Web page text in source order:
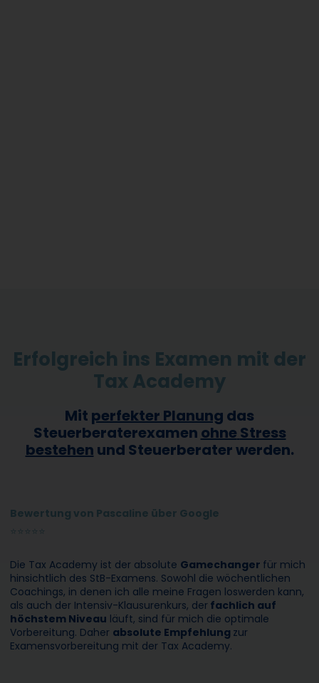
Erfolgreich ins Examen mit der
Tax Academy
Mit perfekter Planung das
Steuerberaterexamen ohne Stress
bestehen und Steuerberater werden.
Bewertung von Pascaline über Google
⭐ ⭐ ⭐ ⭐ ⭐
Die Tax Academy ist der absolute Gamechanger für mich
hinsichtlich des StB-Examens. Sowohl die wöchentlichen
Coachings, in denen ich alle meine Fragen loswerden kann,
als auch der Intensiv-Klausurenkurs, der fachlich auf
höchstem Niveau läuft, sind für mich die optimale
Vorbereitung. Daher absolute Empfehlung zur
Examensvorbereitung mit der Tax Academy.